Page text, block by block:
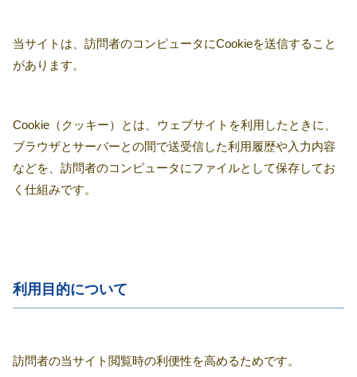
当サイトは、訪問者のコンピュータにCookieを送信すること
があります。
Cookie（クッキー）とは、ウェブサイトを利用したときに、
ブラウザとサーバーとの間で送受信した利用履歴や入力内容
などを、訪問者のコンピュータにファイルとして保存してお
く仕組みです。
利用目的について
訪問者の当サイト閲覧時の利便性を高めるためです。